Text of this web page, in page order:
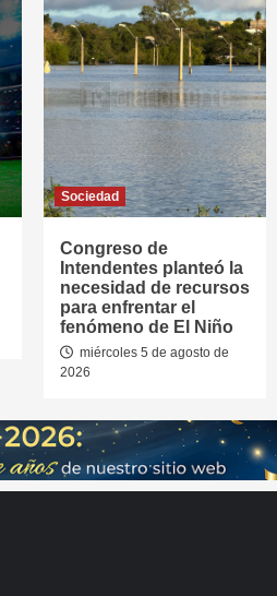
Sociedad
Congreso de
Intendentes planteó la
necesidad de recursos
para enfrentar el
fenómeno de El Niño
miércoles 5 de agosto de
2026